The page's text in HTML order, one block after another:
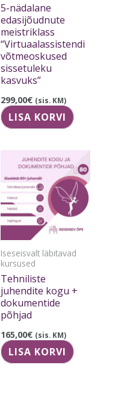
5-nädalane
edasijõudnute
meistriklass
“Virtuaalassistendi
võtmeoskused
sissetuleku
kasvuks”
299,00€ (sis. KM)
LISA KORVI
Iseseisvalt läbitavad
kursused
Tehniliste
juhendite kogu +
dokumentide
põhjad
165,00€ (sis. KM)
LISA KORVI